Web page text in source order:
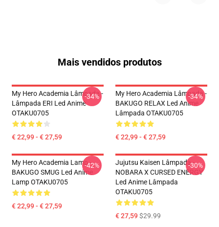
Mais vendidos produtos
My Hero Academia Lâmpada -
Lâmpada ERI Led Anime
OTAKU0705
€ 22,99 - € 27,59
-34%
My Hero Academia Lâmpada -
BAKUGO RELAX Led Anime
Lâmpada OTAKU0705
€ 22,99 - € 27,59
-34%
My Hero Academia Lamp -
BAKUGO SMUG Led Anime
Lamp OTAKU0705
€ 22,99 - € 27,59
-42%
Jujutsu Kaisen Lâmpada -
NOBARA X CURSED ENERGY
Led Anime Lâmpada
OTAKU0705
€ 27,59$29.99
-30%